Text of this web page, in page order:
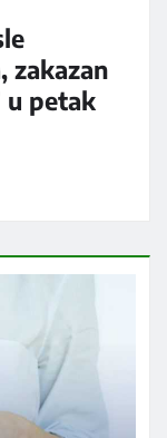
zakazan
u petak